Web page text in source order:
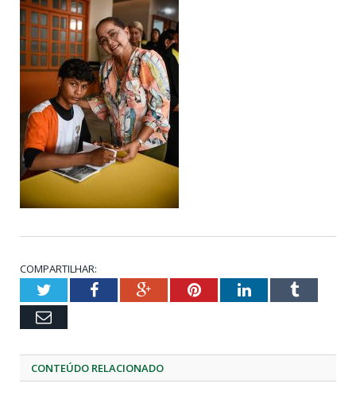
COMPARTILHAR:
TwitterFacebookGoogle+PinterestLinkedInTumblr
Email
CONTEÚDO RELACIONADO